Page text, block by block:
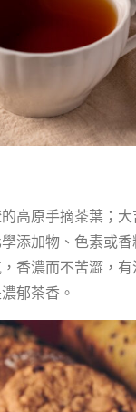
高原手摘茶葉；
添加物、色素或
香濃而不苦澀，
郁茶香。